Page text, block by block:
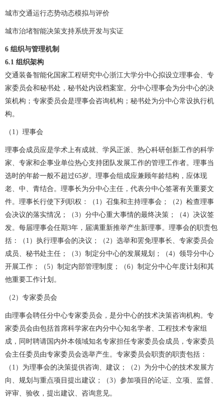
城市交通运行态势动态模拟与评价
城市治堵智能决策支持系统开发与实证
6 组织与管理机制
6.1 组织架构
交通装备智能化国家工程研究中心浙江大学分中心拟设立理事会、专
家委员会和秘书处，秘书处内设档案室。分中心理事会为分中心的决
策机构；专家委员会是理事会咨询机构；秘书处为分中心常设执行机
构。
（1）理事会
理事会成员应是学术上有成就、学风正派、热心科研创新工作的科学
家、专家和企事业单位热心支持团队发展工作的管理工作者。理事当
选时的年龄一般不超过65岁。理事会组成应兼顾年龄结构，应体现
老、中、青结合。理事长为分中心主任，代表分中心签署有关重要文
件。理事长行使下列职权：（1）召集和主持理事会；（2）检查理事
会决议的落实情况；（3）分中心重大事情的最终决策；（4）决议签
发。每届理事会任期3年，届满重新推举产生新理事。理事会的职责包
括：（1）执行理事会的决议；（2）选举和罢免理事长、专家委员会
成员、秘书处主任；（3）制定分中心的发展规划；（4）领导分中心
开展工作；（5）制定内部管理制度；（6）制定分中心年度计划和其
他重要工作计划。
（2）专家委员会
由理事会聘任分中心专家委员会，是分中心的技术决策咨询机构。专
家委员会由包括首席科学家在内分中心知名学者、工程技术专家组
成，同时聘请国内外本领域知名专家担任专家委员会成员，专家委员
会主任委员由专家委员会选举产生。专家委员会职责的职责包括：
（1）为理事会的决策提供咨询、建议；（2）为分中心的技术发展方
向、规划与重点项目提出建议；（3）参加项目的论证、立项、监督、
评审、验收，提出建议、咨询意见。